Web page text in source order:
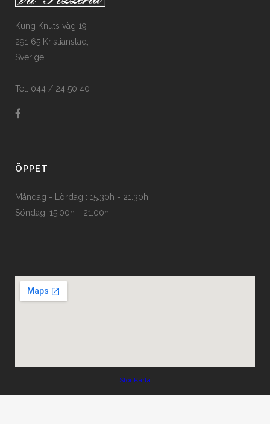
Kung Knuts väg 19
291 65 Kristianstad,
Sverige
Tel: 044 / 24 50 40
ÖPPET
Måndag - Lördag : 15.30h - 21.30h
Söndag: 15.00h - 21.00h
Stor Karta